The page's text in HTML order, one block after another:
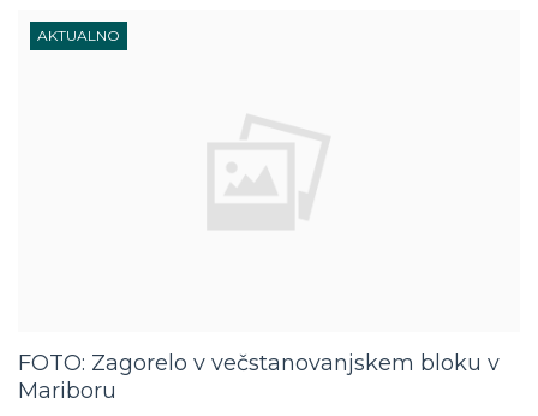
AKTUALNO
FOTO: Zagorelo v večstanovanjskem bloku v
Mariboru